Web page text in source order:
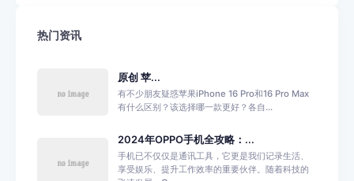
热门资讯
原创 苹...
有不少朋友疑惑苹果iPhone 16 Pro和16 Pro Max
有什么区别？该选择哪一款更好？各自...
2024年OPPO手机全攻略：...
手机已不仅仅是通讯工具，它更是我们记录生活、
享受娱乐、提升工作效率的重要伙伴。随着科技的